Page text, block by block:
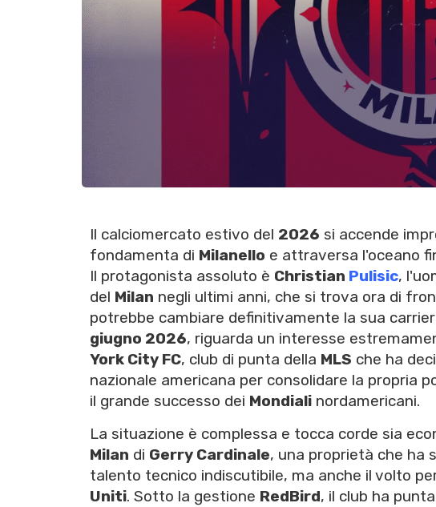
Il calciomercato estivo del 2026 si accende
fondamenta di Milanello e attraversa l'oceano
Il protagonista assoluto è Christian Pulisic,
del Milan negli ultimi anni, che si trova ora di
potrebbe cambiare definitivamente la sua
giugno 2026, riguarda un interesse
York City FC, club di punta della MLS che ha
nazionale americana per consolidare la propria
il grande successo dei Mondiali nordamericani.
La situazione è complessa e tocca corde sia
Milan di Gerry Cardinale, una proprietà che ha
talento tecnico indiscutibile, ma anche il volto
Uniti. Sotto la gestione RedBird, il club ha